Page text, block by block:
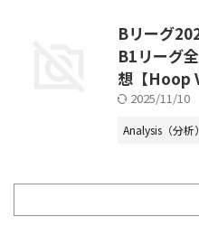
Bリーグ
B1リーグ
想【Hoop
2025/11/10
Analysis（分析）